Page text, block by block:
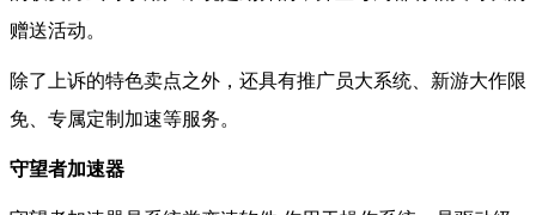
赠送活动。
除了上诉的特色卖点之外，还具有推广员大系统、新游大作限
免、专属定制加速等服务。
守望者加速器